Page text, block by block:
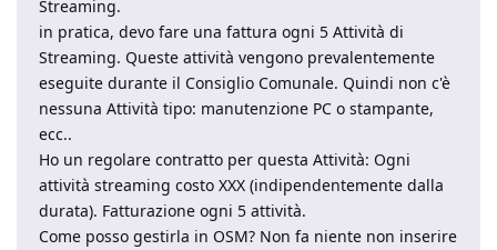
Streaming.
in pratica, devo fare una fattura ogni 5 Attività di
Streaming. Queste attività vengono prevalentemente
eseguite durante il Consiglio Comunale. Quindi non c'è
nessuna Attività tipo: manutenzione PC o stampante,
ecc..
Ho un regolare contratto per questa Attività: Ogni
attività streaming costo XXX (indipendentemente dalla
durata). Fatturazione ogni 5 attività.
Come posso gestirla in OSM? Non fa niente non inserire